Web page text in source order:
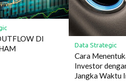
DI
Data Strategic
Cara
Investor
Jangka Waktu